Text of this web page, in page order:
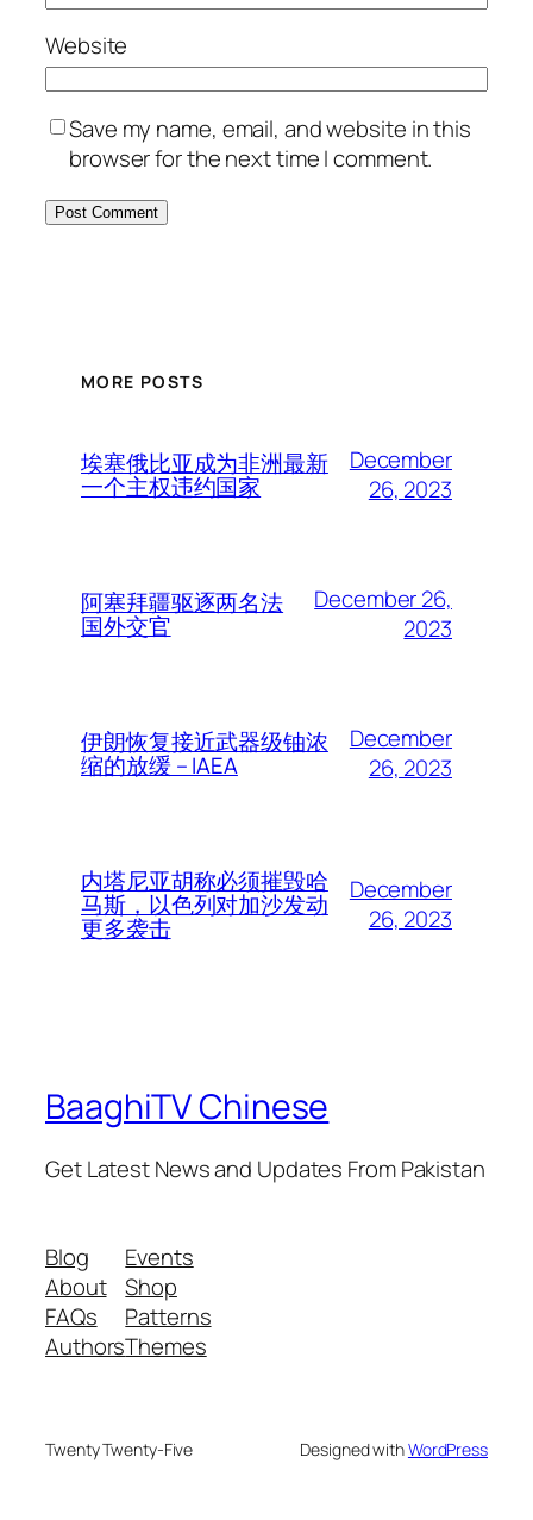
Website
Save my name, email, and website in this
browser for the next time I comment.
MORE POSTS
埃塞俄比亚成为非洲最新
一个主权违约国家
December
26, 2023
阿塞拜疆驱逐两名法
国外交官
December 26,
2023
伊朗恢复接近武器级铀浓
缩的放缓 – IAEA
December
26, 2023
内塔尼亚胡称必须摧毁哈
马斯，以色列对加沙发动
更多袭击
December
26, 2023
BaaghiTV Chinese
Get Latest News and Updates From Pakistan
Blog
About
FAQs
Authors
Events
Shop
Patterns
Themes
Twenty Twenty-Five Designed withWordPress